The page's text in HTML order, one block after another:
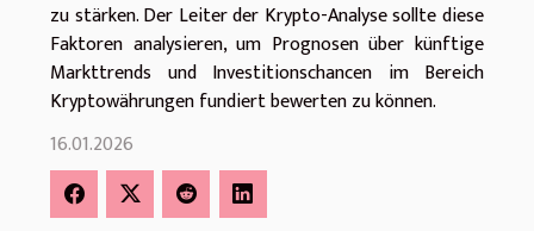
zu stärken. Der Leiter der Krypto-Analyse sollte diese
Faktoren analysieren, um Prognosen über künftige
Markttrends und Investitionschancen im Bereich
Kryptowährungen fundiert bewerten zu können.
16.01.2026